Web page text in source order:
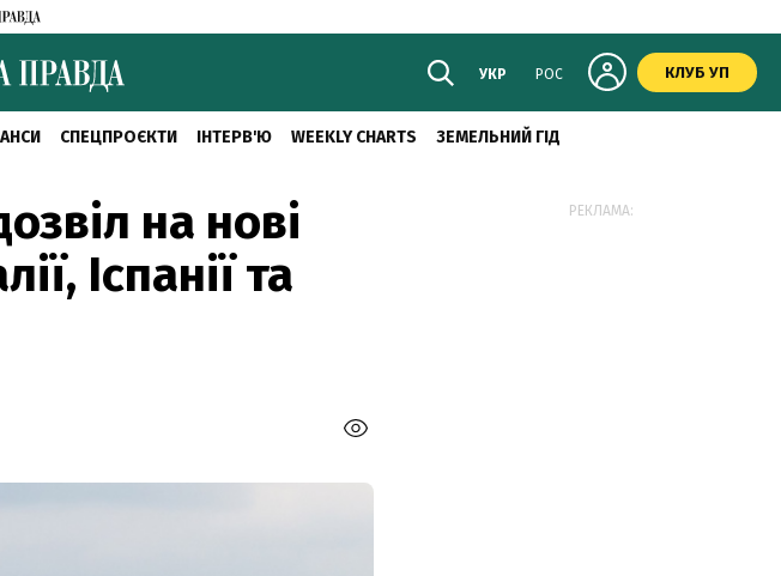
УКР РОС КЛУБ УП
СПЕЦПРОЄКТИ ІНТЕРВ'Ю WEEKLY CHARTS ЗЕМЕЛЬНИЙ ГІД
на нові
Іспанії та
РЕКЛАМА: